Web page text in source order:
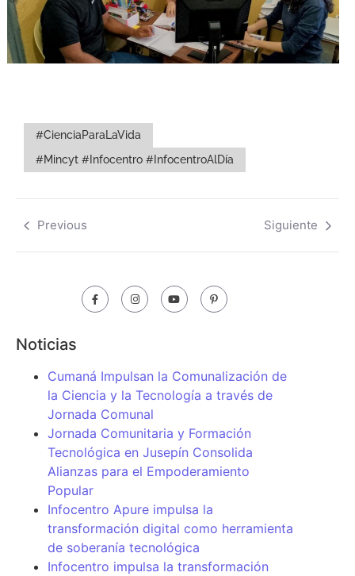
#CienciaParaLaVida
#Mincyt #Infocentro #InfocentroAlDía
Previous Siguiente
Noticias
Cumaná Impulsan la Comunalización de
la Ciencia y la Tecnología a través de
Jornada Comunal
Jornada Comunitaria y Formación
Tecnológica en Jusepín Consolida
Alianzas para el Empoderamiento
Popular
Infocentro Apure impulsa la
transformación digital como herramienta
de soberanía tecnológica
Infocentro impulsa la transformación